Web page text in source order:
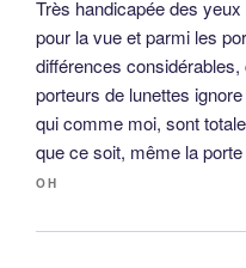
Très handicapée des
pour la vue et parmi les
différences considérables,
porteurs de lunettes
qui comme moi, sont
que ce soit, même la
OH